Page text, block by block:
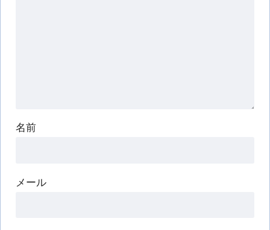
名前
メール